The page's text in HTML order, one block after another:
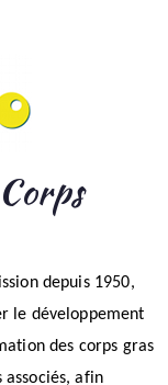
depuis 1950,
le développement
des corps gras
associés, afin